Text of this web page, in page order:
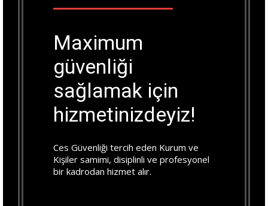
Maximum
güvenliği
sağlamak için
hizmetinizdeyiz!
Ces Güvenliği tercih eden Kurum ve
Kişiler samimi, disiplinli ve profesyonel
bir kadrodan hizmet alır.